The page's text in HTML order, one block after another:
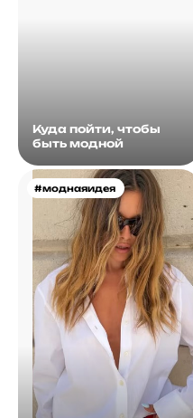
Куда пойти, чтобы
быть модной
#моднаяидея